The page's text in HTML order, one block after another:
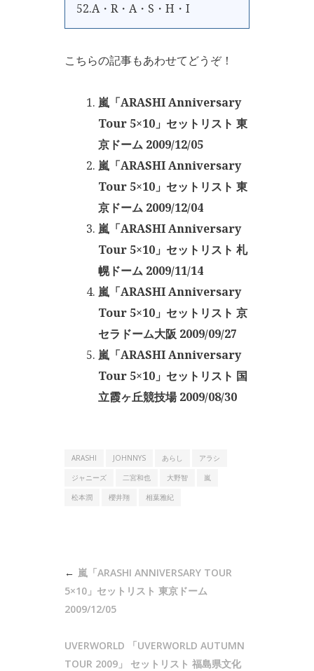
52.A・R・A・S・H・I
こちらの記事もあわせてどうぞ！
嵐「ARASHI Anniversary
Tour 5×10」セットリスト 東
京ドーム 2009/12/05
嵐「ARASHI Anniversary
Tour 5×10」セットリスト 東
京ドーム 2009/12/04
嵐「ARASHI Anniversary
Tour 5×10」セットリスト 札
幌ドーム 2009/11/14
嵐「ARASHI Anniversary
Tour 5×10」セットリスト 京
セラドーム大阪 2009/09/27
嵐「ARASHI Anniversary
Tour 5×10」セットリスト 国
立霞ヶ丘競技場 2009/08/30
ARASHI JOHNNYS あらし
アラシ
ジャニーズ
二宮和也 大野智
嵐
松本潤
櫻井翔 相葉雅紀
嵐「ARASHI ANNIVERSARY TOUR
5×10」セットリスト 東京ドーム
2009/12/05
UVERWORLD 「UVERWORLD AUTUMN
TOUR 2009」 セットリスト 福島県文化